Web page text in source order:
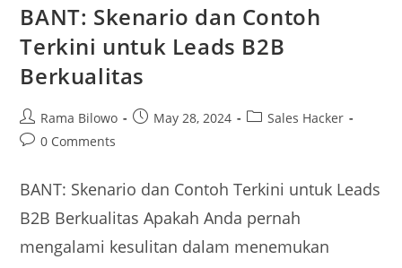
BANT: Skenario dan Contoh
Terkini untuk Leads B2B
Berkualitas
Rama Bilowo May 28, 2024
Sales Hacker
0 Comments
BANT: Skenario dan Contoh Terkini untuk Leads
B2B Berkualitas Apakah Anda pernah
mengalami kesulitan dalam menemukan